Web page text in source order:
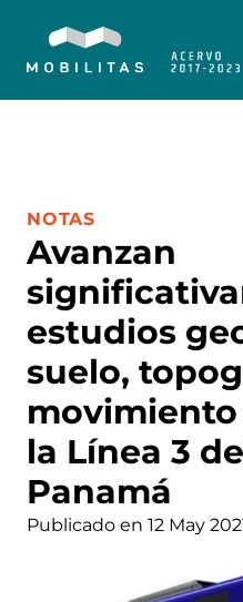
Avanzan
estudios
suelo,
la Línea 3
Panamá
CATEGORÍA:
NOTAS
Publicado en 12 May